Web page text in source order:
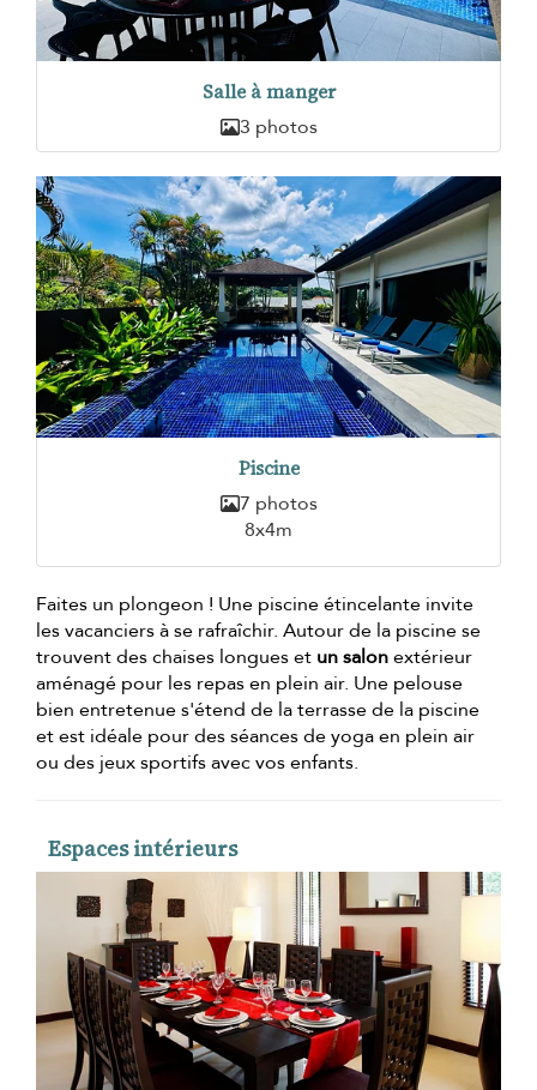
Salle à manger
3 photos
Piscine
7 photos
8x4m
Faites un plongeon ! Une piscine étincelante invite
les vacanciers à se rafraîchir. Autour de la piscine se
trouvent des chaises longues et un salonextérieur
aménagé pour les repas en plein air. Une pelouse
bien entretenue s'étend de la terrasse de la piscine
et est idéale pour des séances de yoga en plein air
ou des jeux sportifs avec vos enfants.
Espaces intérieurs